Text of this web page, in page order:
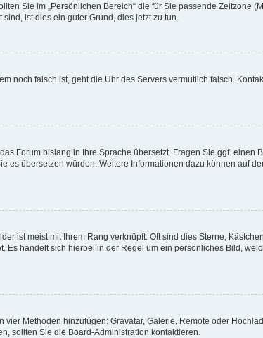
Sie im „Persönlichen Bereich“ die für Sie passende Zeitzone
ist dies ein guter Grund, dies jetzt zu tun.
noch falsch ist, geht die Uhr des Servers vermutlich falsch.
Forum bislang in Ihre Sprache übersetzt. Fragen Sie ggf. einen
es übersetzen würden. Weitere Informationen dazu können auf
ist meist mit Ihrem Rang verknüpft: Oft sind dies Sterne,
Es handelt sich hierbei in der Regel um ein persönliches Bild,
Methoden hinzufügen: Gravatar, Galerie, Remote oder
sollten Sie die Board-Administration kontaktieren.